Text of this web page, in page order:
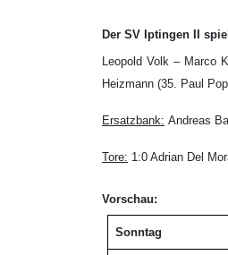
Der SV Iptingen II
Leopold Volk – Marco
Heizmann (35. Paul
Ersatzbank: Andreas
Tore: 1:0 Adrian Del
Vorschau:
Sonntag